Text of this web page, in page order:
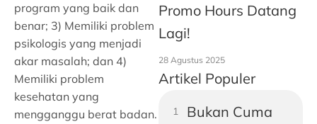
program yang baik dan
benar; 3) Memiliki problem
psikologis yang menjadi
akar masalah; dan 4)
Memiliki problem
kesehatan yang
mengganggu berat badan.
Promo Hours Datang
Lagi!
28 Agustus 2025
Artikel Populer
Bukan Cuma